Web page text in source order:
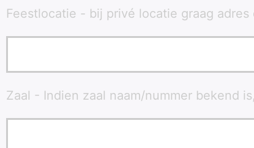
Feestlocatie - bij privé locatie graag
Zaal - Indien zaal naam/nummer bekend